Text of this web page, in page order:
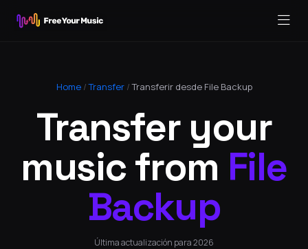
Home /Transfer /Transferir desde File Backup
Transfer your
music from File
Backup
Última actualización para 2026